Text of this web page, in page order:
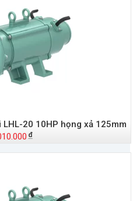
20 10HP họng xả 125mm